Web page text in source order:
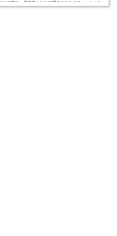
どの驚き。周南市とは山口県のどこなのでしょうか？
に日焼けして、丸坊主、口ひげにサングラス姿で二